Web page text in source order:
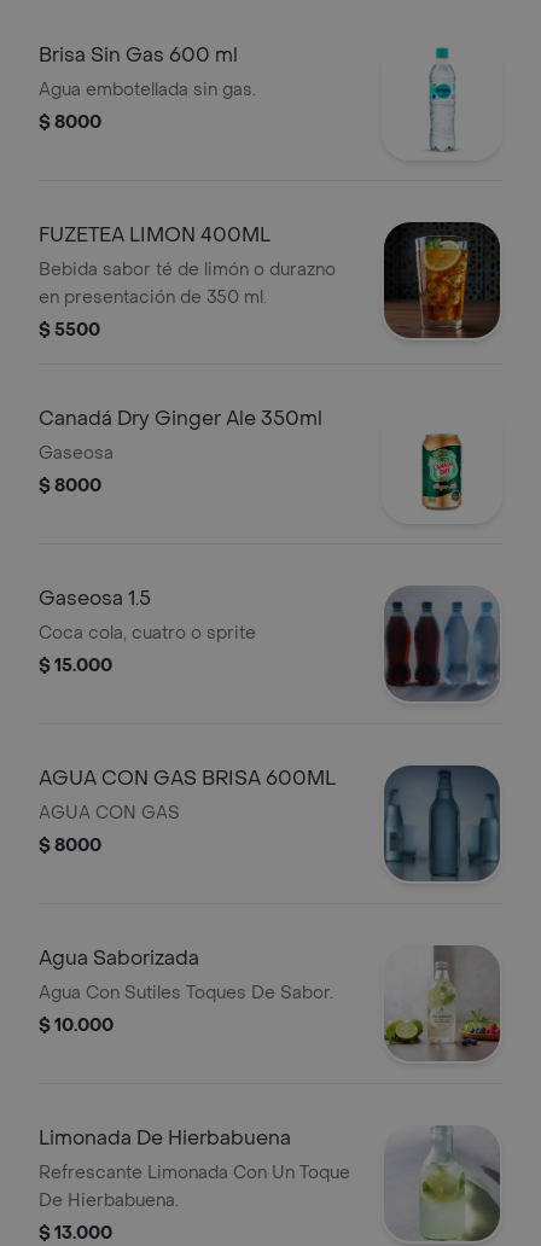
Brisa Sin Gas 600 ml
Agua embotellada sin gas.
$ 8000
FUZETEA LIMON 400ML
Bebida sabor té de limón o durazno
en presentación de 350 ml.
$ 5500
Canadá Dry Ginger Ale 350ml
Gaseosa
$ 8000
Gaseosa 1.5
Coca cola, cuatro o sprite
$ 15.000
AGUA CON GAS BRISA 600ML
AGUA CON GAS
$ 8000
Agua Saborizada
Agua Con Sutiles Toques De Sabor.
$ 10.000
Limonada De Hierbabuena
Refrescante Limonada Con Un Toque
De Hierbabuena.
$ 13.000